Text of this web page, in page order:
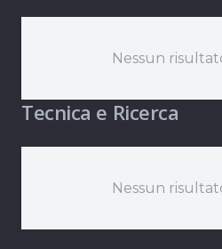
Nessun
Tecnica e Ricerca
Nessun